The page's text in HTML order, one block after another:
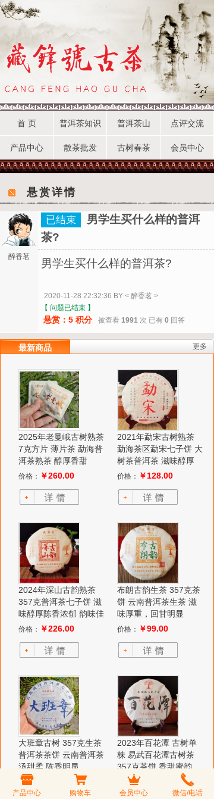
首 页 普洱茶知识 普洱茶山 点评交流
产品中心 散茶批发 古树春茶 会员中心
醉香茗
已结束
男学生买什么样的普洱
茶?
男学生买什么样的普洱茶?
2020-11-28 22:32:36 BY < 醉香茗 >
【 问题已结束 】
悬赏：5 积分 被查看 1991 次 已有 0 回答
悬赏详情
最新商品 更多
2025年老曼峨古树熟茶
7克方片 薄片茶 勐海普
洱茶熟茶 醇厚香甜
价格： ￥260.00
2021年勐宋古树熟茶
勐海茶区勐宋七子饼 大
树茶普洱茶 滋味醇厚
价格： ￥128.00
2024年深山古韵熟茶
357克普洱茶七子饼 滋
味醇厚陈香浓郁 韵味佳
价格： ￥226.00
布朗古韵生茶 357克茶
饼 云南普洱茶生茶 滋
味厚重，回甘明显
价格： ￥99.00
大班章古树 357克生茶
普洱茶茶饼 云南普洱茶
汤甜柔 陈香明显
价格：
2023年百花潭 古树单
株 易武百花潭古树茶
357克茶饼 香甜蜜韵
价格：￥1,966.00
产品中心 购物车 会员中心 微信/电话